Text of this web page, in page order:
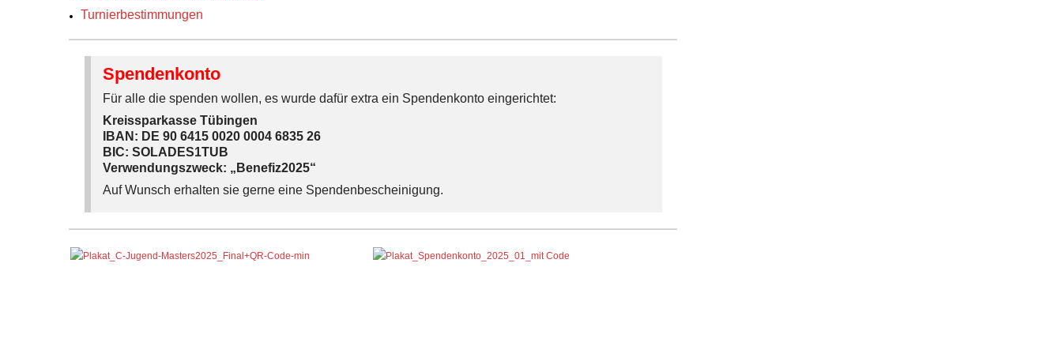
Turnierbestimmungen
Spendenkonto
Für alle die spenden wollen, es wurde dafür extra ein Spendenkonto eingerichtet:
Kreissparkasse Tübingen
IBAN: DE 90 6415 0020 0004 6835 26
BIC: SOLADES1TUB
Verwendungszweck: „Benefiz2025“
Auf Wunsch erhalten sie gerne eine Spendenbescheinigung.